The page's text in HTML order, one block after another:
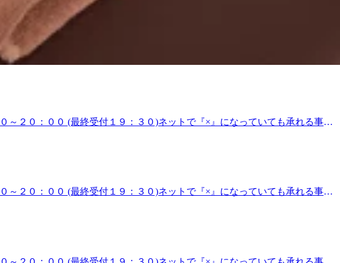
思う！戸越銀座店はホットピローも用意しております。じんわり温める事
戸越銀座店は本日も元気に営業しております。皆様のご来店心よりお
) 戸越銀座店【営業時間】平日・土日・祝日11:30～21:00 (最終受付20:20)
2-1 1F【アクセス】東急池上線・戸越銀座駅から徒歩3分、都営浅草線・戸
２１：００ (最終受付２０：３０)ネットで『×』になっていても承れる事が
は近隣店舗をご利用くださいませ。 今月末まで元気に営業中です。ぜひご利
えて元気に秋を過ごしませんか。 ９月末まで爽快ヘッドスパを実施中で
ぎください☆ Re.Ra.Ku戸越銀座店は本日も元気に営業しております。皆様の
リラク) 戸越銀座店【営業時間】平日・土日・祝日11:30～21:00 (最
～２０：００ (最終受付１９：３０)ネットで『×』になっていても承れる事が
を誘ってくれました♪皆様も窓を開けて秋風を感じながらお休みになるのお
はいかがでしょうか。 ９/３０までの期間限定で爽快ヘッドスパを実施して
ッキリしたい時に！是非おススメです☆ Re.Ra.Ku戸越銀座店は本日も元気
特典がつきます!【住所】東京都品川区 戸越3-2-1 1F【アクセス】東急池上
商店街の中にございます。
～２０：００ (最終受付１９：３０)ネットで『×』になっていても承れる事が
秋に突入しています。みなさま、おとといの中秋の名月はご覧になりまし
なってもっと行動したい方はもみほぐしで手早く元気のチャージをしませ
チコース♪肩甲骨には１７種類の筋肉が付着しているので肩甲骨の動きがよ